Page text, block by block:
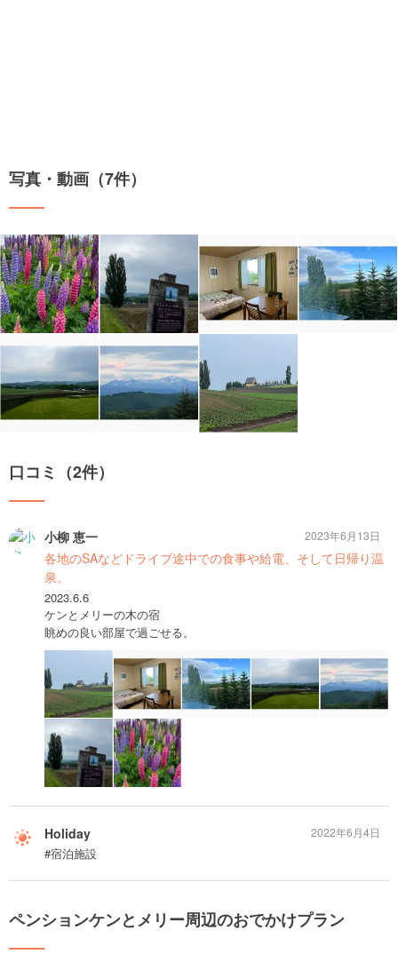
写真・動画（7件）
口コミ（2件）
小柳 恵一
各地のSAなどドライブ途中での食事や給電、そして日帰り温
泉。
2023.6.6
ケンとメリーの木の宿
眺めの良い部屋で過ごせる。
2023年6月13日
Holiday
#宿泊施設
2022年6月4日
ペンションケンとメリー周辺のおでかけプラン